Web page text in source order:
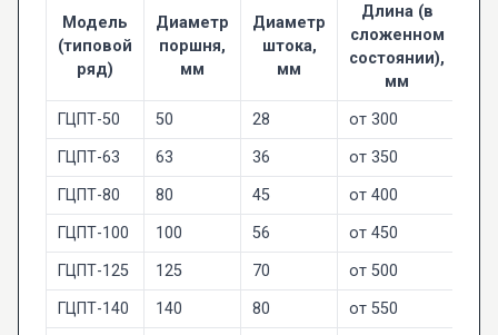
Модель
(типовой
ряд)
Диаметр
поршня,
мм
Диаметр
штока,
мм
Длина (в
сложенном
состоянии),
мм
ГЦПТ-50 50 28 от 300
ГЦПТ-63
63 36 от 350
ГЦПТ-80
80 45 от 400
ГЦПТ-100
100 56 от 450
ГЦПТ-125
125 70 от 500
ГЦПТ-140
140 80 от 550